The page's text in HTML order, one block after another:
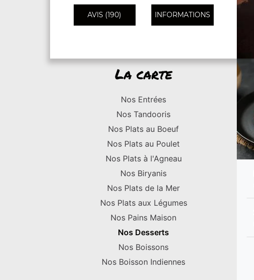
AVIS (190) INFORMATIONS
La carte
Nos Entrées
Nos Tandooris
Nos Plats au Boeuf
Nos Plats au Poulet
Nos Plats à l'Agneau
Nos Biryanis
Nos Plats de la Mer
Nos Plats aux Légumes
Nos Pains Maison
Nos Desserts
Nos Boissons
Nos Boisson Indiennes